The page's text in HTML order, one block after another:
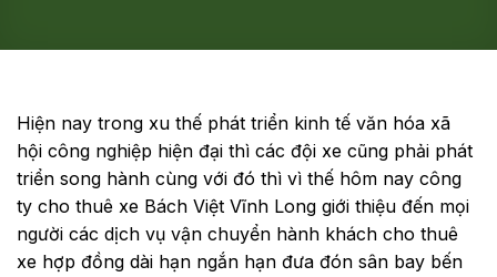
Hiện nay trong xu thế phát triển kinh tế văn hóa xã
hội công nghiệp hiện đại thì các đội xe cũng phải phát
triển song hành cùng với đó thì vì thế hôm nay công
ty cho thuê xe Bách Việt Vĩnh Long giới thiệu đến mọi
người các dịch vụ vận chuyển hành khách cho thuê
xe hợp đồng dài hạn ngắn hạn đưa đón sân bay bến